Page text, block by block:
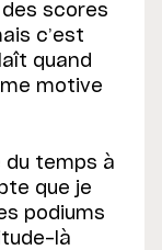
scores
c’est
quand
motive
du temps à
que je
podiums
là